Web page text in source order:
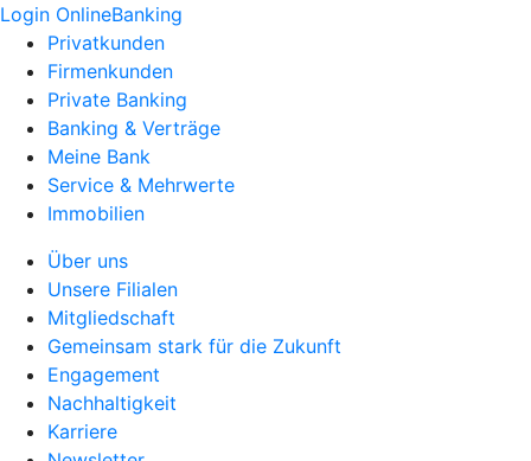
Login OnlineBanking
Privatkunden
Firmenkunden
Private Banking
Banking & Verträge
Meine Bank
Service & Mehrwerte
Immobilien
Über uns
Unsere Filialen
Mitgliedschaft
Gemeinsam stark für die Zukunft
Engagement
Nachhaltigkeit
Karriere